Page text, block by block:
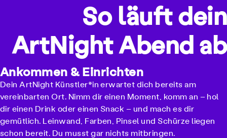
So läuft dein
ArtNight Abend ab
Ankommen & Einrichten
Dein ArtNight Künstler*in erwartet dich bereits am
vereinbarten Ort. Nimm dir einen Moment, komm an – hol
dir einen Drink oder einen Snack – und mach es dir
gemütlich. Leinwand, Farben, Pinsel und Schürze liegen
schon bereit. Du musst gar nichts mitbringen.